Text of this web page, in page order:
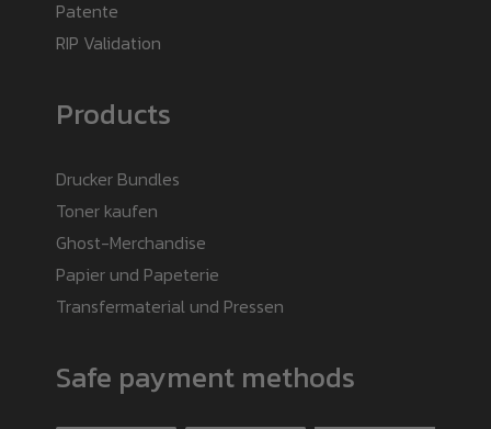
Patente
RIP Validation
Products
Drucker Bundles
Toner kaufen
Ghost-Merchandise
Papier und Papeterie
Transfermaterial und Pressen
Safe payment methods